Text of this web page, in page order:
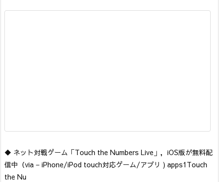
◆ ネット対戦ゲーム「Touch the Numbers Live」，iOS版が無料配
信中 （via − iPhone/iPod touch対応ゲーム/アプリ ) apps1 Touch
the Nu